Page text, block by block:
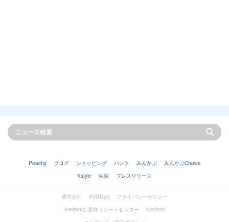
Peachy ブログ ショッピング バンク みんかぶ
みんかぶChoice
Kstyle
株探 プレスリリース
運営会社 利用規約
プライバシーポリシー
livedoorお客様サポートセンター
livedoor